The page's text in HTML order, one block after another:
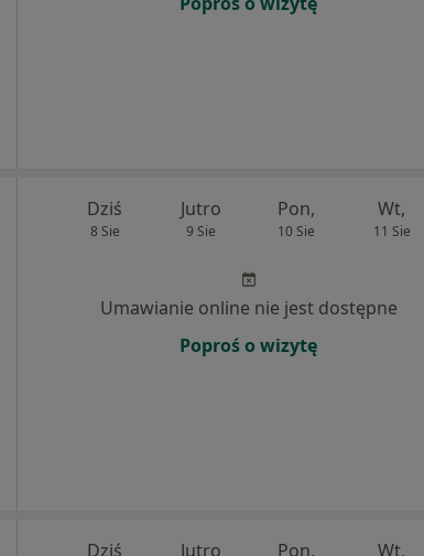
Dziś
8 Sie
Jutro
9 Sie
Pon,
10 Sie
Wt,
11 Sie
Umawianie online nie jest dostępne
Poproś o wizytę
Dziś Jutro Pon, Wt,